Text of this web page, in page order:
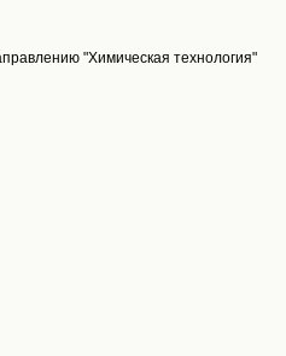
"Химическая технология"